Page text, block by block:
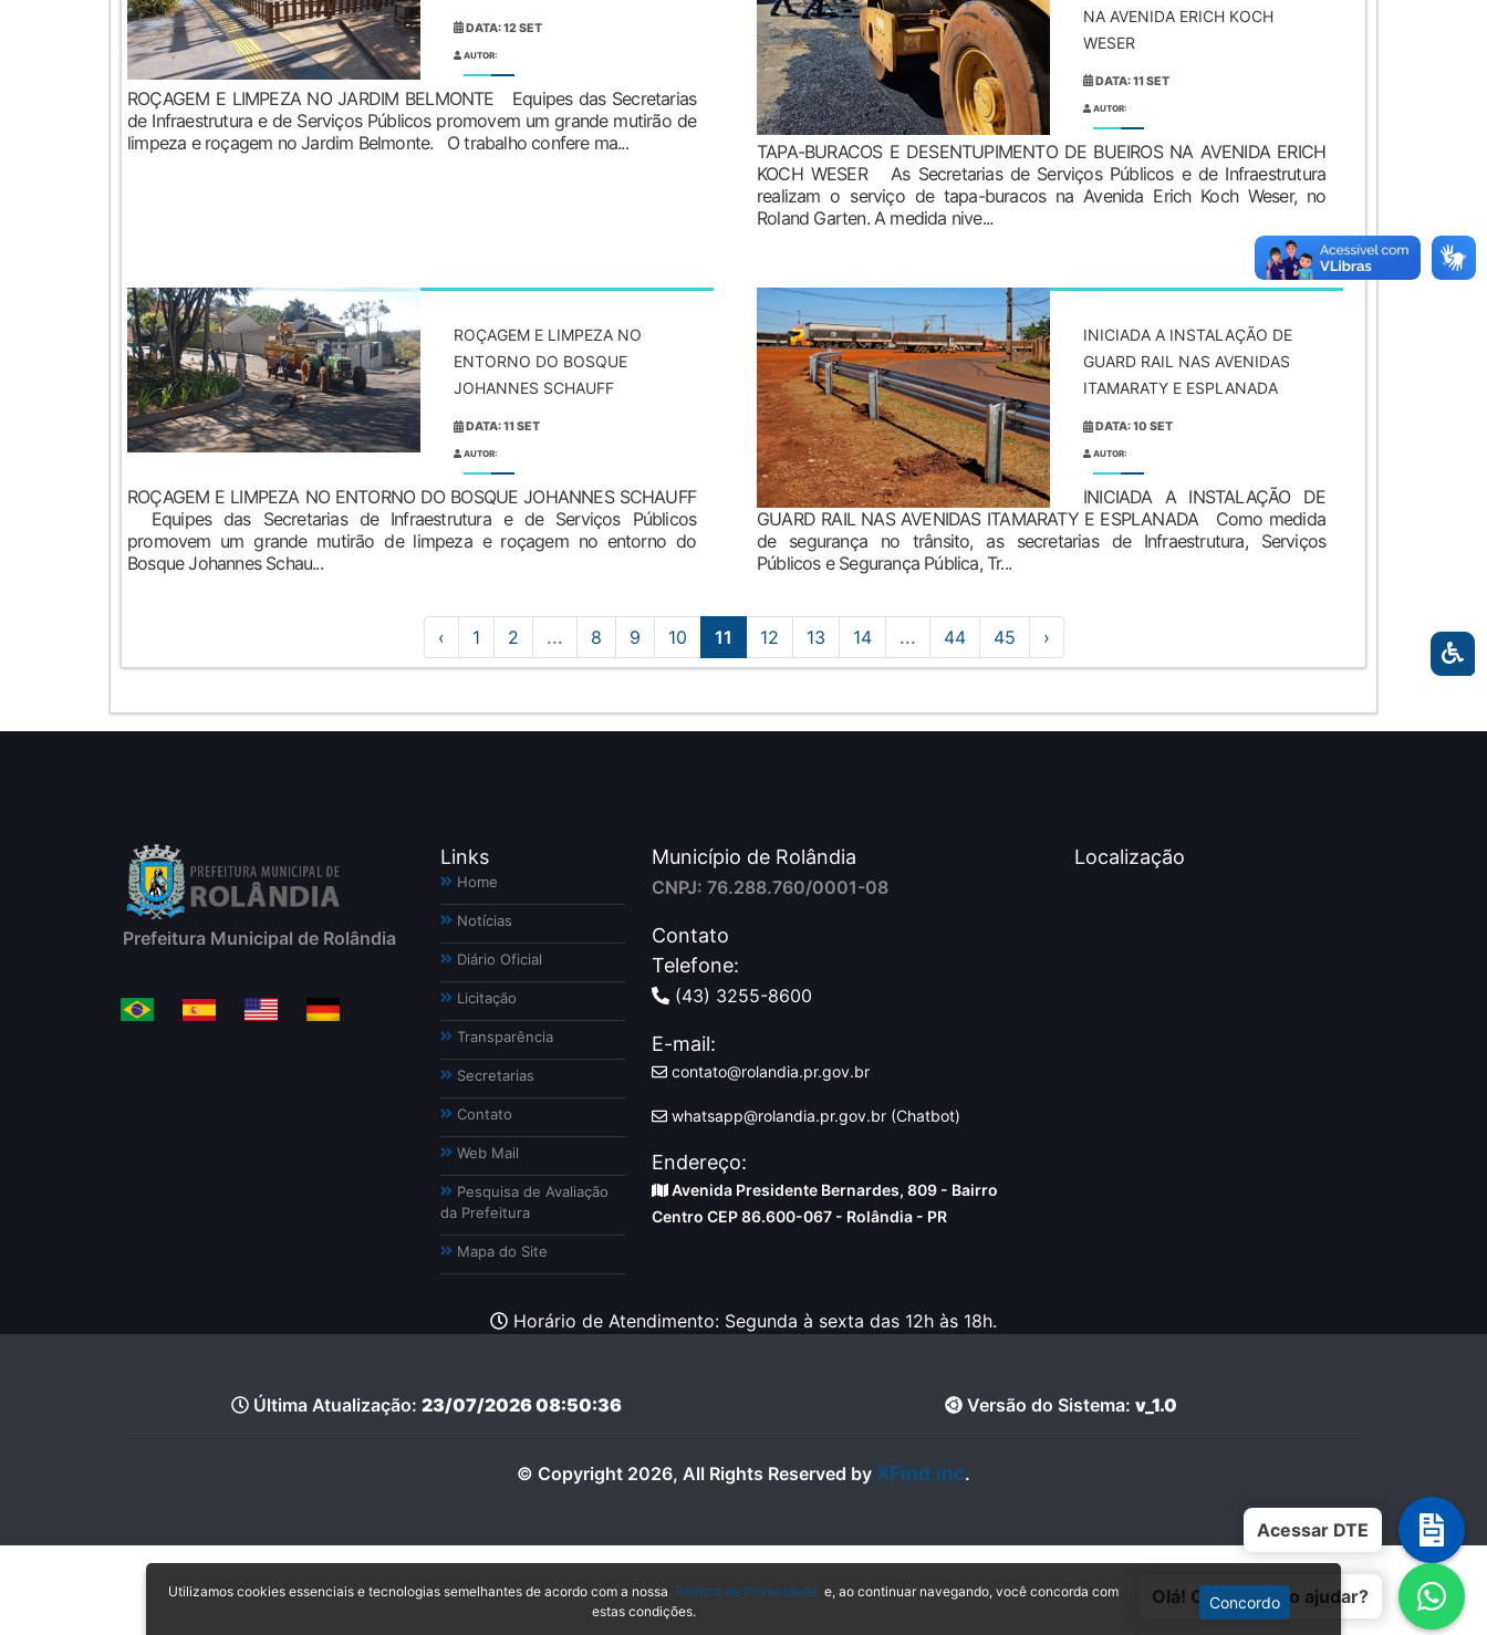
DATA: 12 SET
AUTOR:
ROÇAGEM E LIMPEZA NO JARDIM BELMONTE Equipes das Secretarias
de Infraestrutura e de Serviços Públicos promovem um grande mutirão de
limpeza e roçagem no Jardim Belmonte. O trabalho confere ma...
NA AVENIDA ERICH KOCH
WESER
DATA: 11 SET
AUTOR:
TAPA-BURACOS E DESENTUPIMENTO DE BUEIROS NA AVENIDA ERICH
KOCH WESER As Secretarias de Serviços Públicos e de Infraestrutura
realizam o serviço de tapa-buracos na Avenida Erich Koch Weser, no
Roland Garten. A medida nive...
ROÇAGEM E LIMPEZA NO
ENTORNO DO BOSQUE
JOHANNES SCHAUFF
DATA: 11 SET
AUTOR:
ROÇAGEM E LIMPEZA NO ENTORNO DO BOSQUE JOHANNES SCHAUFF
Equipes das Secretarias de Infraestrutura e de Serviços Públicos
promovem um grande mutirão de limpeza e roçagem no entorno do
Bosque Johannes Schau...
INICIADA A INSTALAÇÃO DE
GUARD RAIL NAS AVENIDAS
ITAMARATY E ESPLANADA
DATA: 10 SET
AUTOR:
INICIADA A INSTALAÇÃO DE
GUARD RAIL NAS AVENIDAS ITAMARATY E ESPLANADA Como medida
de segurança no trânsito, as secretarias de Infraestrutura, Serviços
Públicos e Segurança Pública, Tr...
‹ 1 2 ... 8 9 10 11 12 13 14 ... 44 45 ›
Acessar DTE
Olá! Como posso ajudar?
Prefeitura Municipal de Rolândia
Links
Home
Notícias
Diário Oficial
Licitação
Transparência
Secretarias
Contato
Web Mail
Pesquisa de Avaliação
da Prefeitura
Mapa do Site
Município de Rolândia
CNPJ: 76.288.760/0001-08
Contato
Telefone:
(43) 3255-8600
E-mail:
contato@rolandia.pr.gov.br
whatsapp@rolandia.pr.gov.br (Chatbot)
Endereço:
Avenida Presidente Bernardes, 809 - Bairro
Centro CEP 86.600-067 - Rolândia - PR
Localização
Horário de Atendimento: Segunda à sexta das 12h às 18h.
Última Atualização: 23/07/2026 08:50:36 Versão do Sistema: v_1.0
© Copyright 2026, All Rights Reserved by XFind.inc.
Utilizamos cookies essenciais e tecnologias semelhantes de acordo com a nossa Política de Privacidade e, ao continuar navegando, você concorda com
estas condições.
Concordo